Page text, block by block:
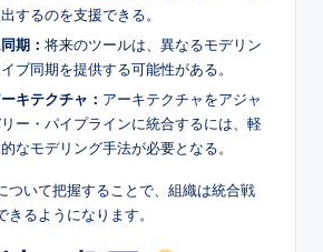
するのを支援できる。
期： 将来のツールは、異なるモデリン
ブ同期を提供する可能性がある。
キテクチャ： アーキテクチャをアジャ
ー・パイプラインに統合するには、軽
なモデリング手法が必要となる。
ついて把握することで、組織は統合戦
るようになります。